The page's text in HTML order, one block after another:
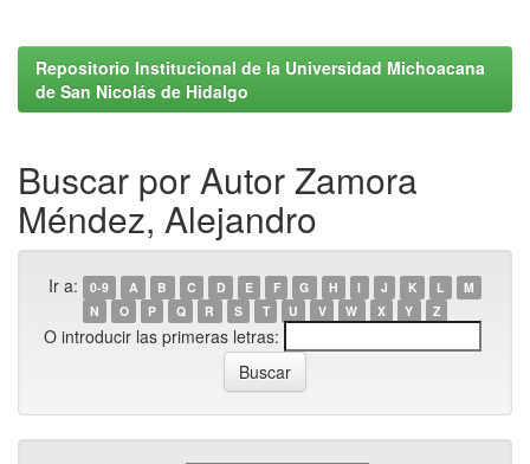
Repositorio Institucional de la Universidad Michoacana
de San Nicolás de Hidalgo
Buscar por Autor Zamora
Méndez, Alejandro
Ir a: 0-9 A B C D E F G H I J K L
M
N
O P Q R S T U V W X Y Z
O introducir las primeras letras: